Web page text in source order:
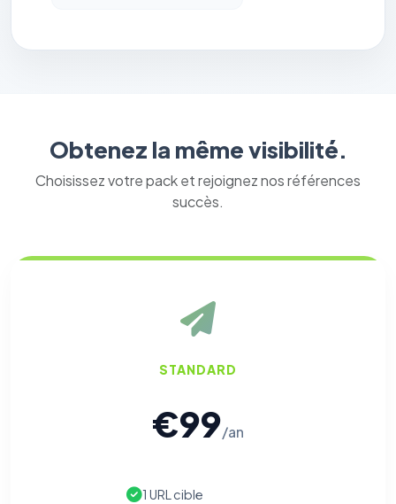
Obtenez la même visibilité.
Choisissez votre pack et rejoignez nos références
succès.
STANDARD
€99/an
1 URL cible